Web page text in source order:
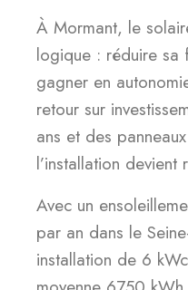
À Mormant, le
logique : réduire sa
gagner en
retour sur
ans et des
l’installation
Avec un
par an dans le
installation de 6